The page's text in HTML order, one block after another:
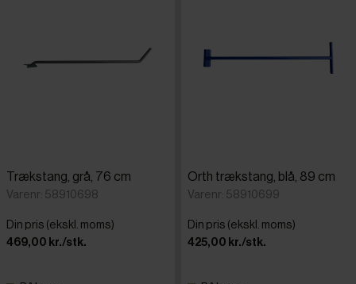
Trækstang, grå, 76 cm
Varenr: 58910698
Din pris (ekskl. moms)
469,00 kr./stk.
Orth trækstang, blå, 89 cm
Varenr: 58910699
Din pris (ekskl. moms)
425,00 kr./stk.